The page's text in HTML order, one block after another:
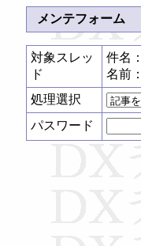
メンテフォーム
対象スレッ
ド
件名：
名前：
処理選択
パスワード